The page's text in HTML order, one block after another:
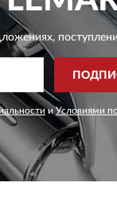
иУсловиями